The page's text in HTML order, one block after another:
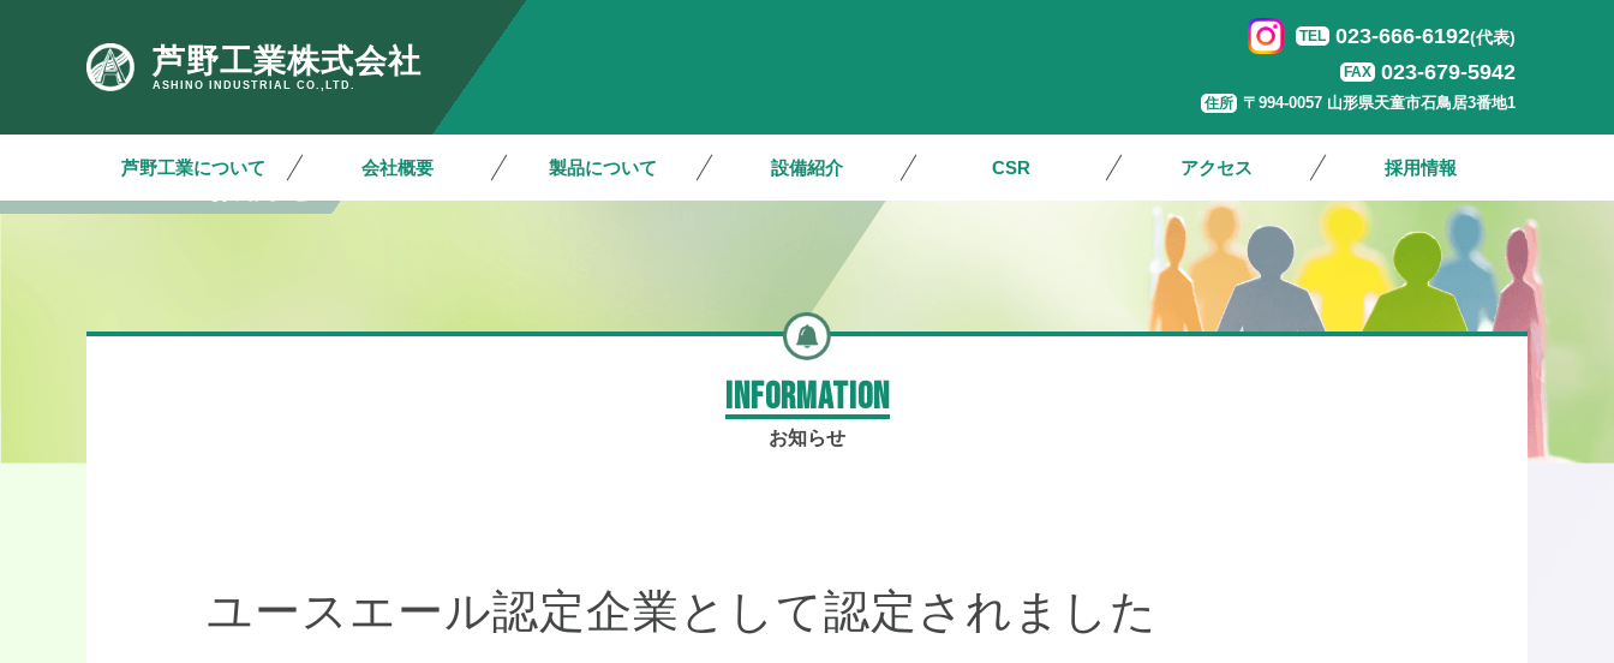
芦野工業株式会社
ASHINO INDUSTRIAL CO.,LTD.
TEL 023-666-6192(代表)
FAX 023-679-5942
住所 〒994-0057 山形県天童市石鳥居3番地1
芦野工業について 会社概要 製品について 設備紹介 CSR アクセス 採用情報
お知らせ
INFORMATION
お知らせ
ユースエール認定企業として認定されました